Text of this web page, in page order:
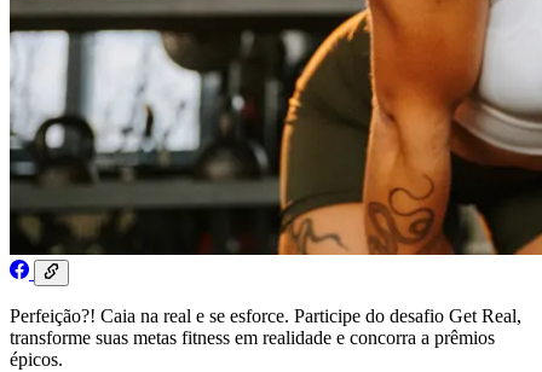
Perfeição?! Caia na real e se esforce. Participe do desafio Get Real,
transforme suas metas fitness em realidade e concorra a prêmios
épicos.